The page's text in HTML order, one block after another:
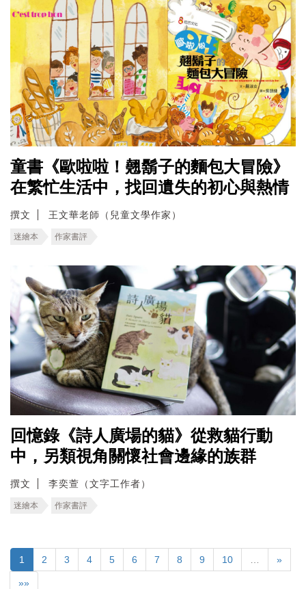
童書《歐啦啦！翹鬍子的麵包大冒險》
在繁忙生活中，找回遺失的初心與熱情
撰文 王文華老師（兒童文學作家）
迷繪本 作家書評
回憶錄《詩人廣場的貓》從救貓行動
中，另類視角關懷社會邊緣的族群
撰文 李奕萱（文字工作者）
迷繪本 作家書評
1 2 3 4 5 6 7 8 9 10 »
»»